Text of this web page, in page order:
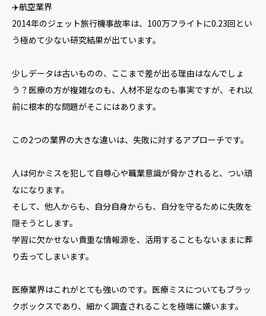
✈️航空業界
2014年のジェット旅行機事故率は、100万フライトに0.23回とい
う極めて少ない研究結果が出ています。
少しデータは古いものの、ここまで差が出る理由はなんでしょ
う？医療の方が複雑なのも、人材不足なのも事実ですが、それ以
前に根本的な問題がそこにはあります。
この2つの業界の大きな違いは、失敗に対するアプローチです。
人は何かミスを犯して自尊心や職業意識が脅かされると、つい頑
なになります。
そして、他人からも、自分自身からも、自分を守るために失敗を
隠そうとします。
学習に欠かせない貴重な情報源を、活用することもないままに葬
り去ってしまいます。
医療業界はこれがとても強いのです。医療ミスについてもブラッ
クボックスであり、細かく調査されることを極端に嫌います。